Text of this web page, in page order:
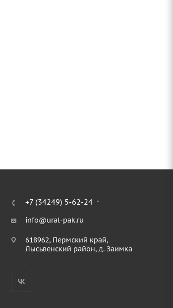
+7 (34249) 5-62-24
info@ural-pak.ru
618962, Пермский край,
Лысьвенский район, д. Заимка